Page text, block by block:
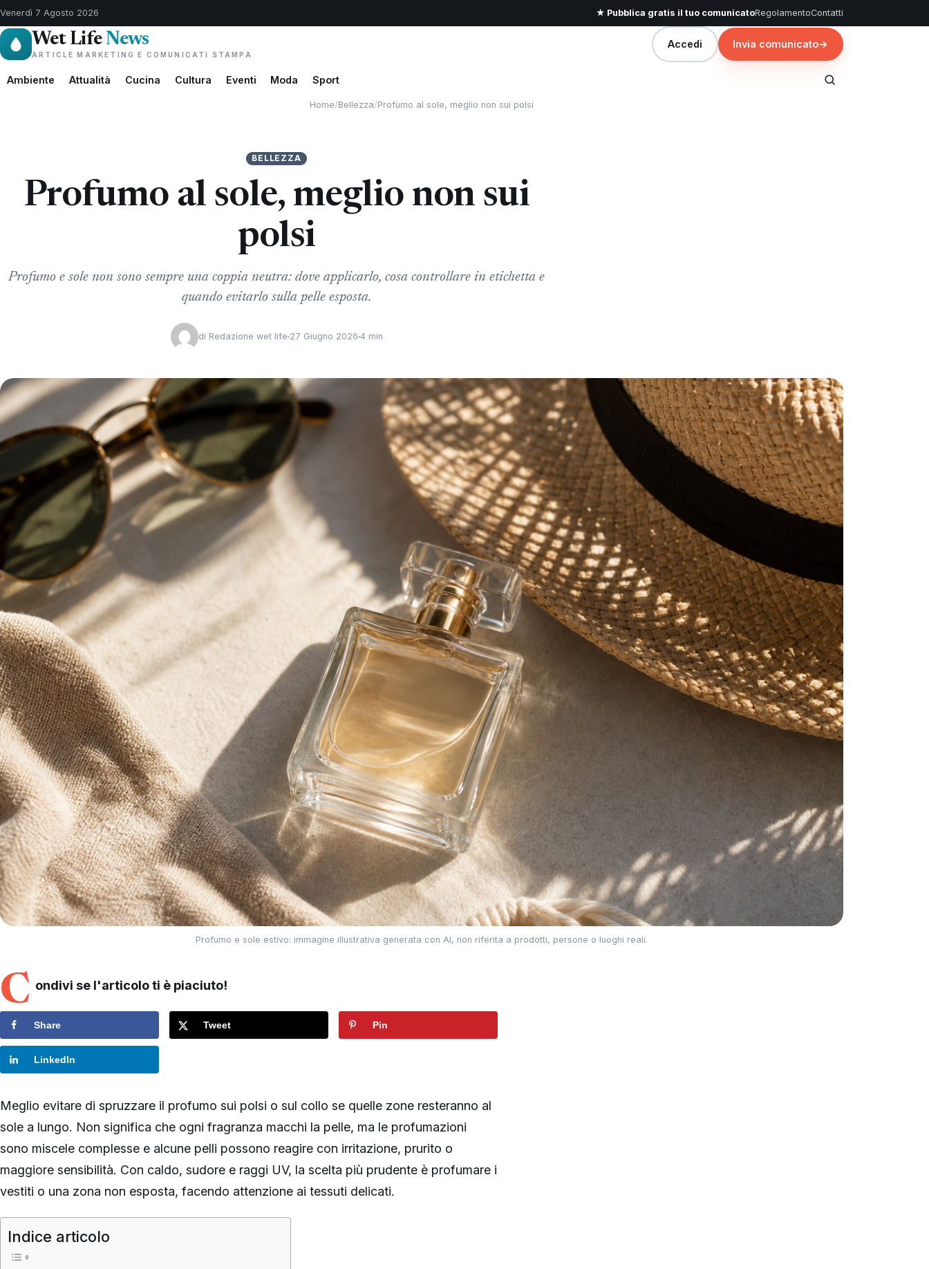
Venerdì 7 Agosto 2026 ★ Pubblica gratis il tuo comunicatoRegolamentoContatti
Wet LifeNews
ARTICLE MARKETING E COMUNICATI STAMPA
Accedi Invia comunicato→
Ambiente Attualità Cucina Cultura Eventi Moda Sport
Home/Bellezza/Profumo al sole, meglio non sui polsi
BELLEZZA
Profumo al sole, meglio non sui
polsi
Profumo e sole non sono sempre una coppia neutra: dove applicarlo, cosa controllare in etichetta e
quando evitarlo sulla pelle esposta.
di Redazione wet life 27 Giugno 2026 4 min
Profumo e sole estivo: immagine illustrativa generata con AI, non riferita a prodotti, persone o luoghi reali.
C ondivi se l'articolo ti è piaciuto!
Share Tweet Pin
LinkedIn
Meglio evitare di spruzzare il profumo sui polsi o sul collo se quelle zone resteranno al
sole a lungo. Non significa che ogni fragranza macchi la pelle, ma le profumazioni
sono miscele complesse e alcune pelli possono reagire con irritazione, prurito o
maggiore sensibilità. Con caldo, sudore e raggi UV, la scelta più prudente è profumare i
vestiti o una zona non esposta, facendo attenzione ai tessuti delicati.
Indice articolo